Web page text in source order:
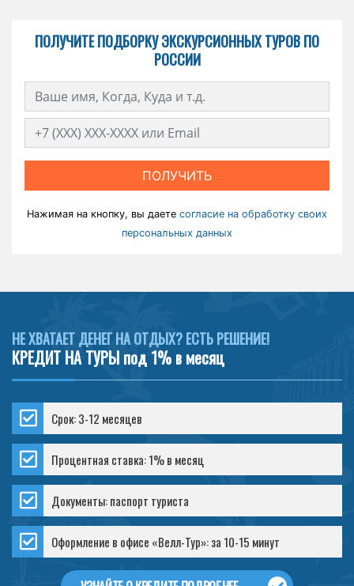
ПОЛУЧИТЕ ПОДБОРКУ ЭКСКУРСИОННЫХ ТУРОВ ПО
РОССИИ
ПОЛУЧИТЬ
Нажимая на кнопку, вы даете согласие на обработку своих
персональных данных
НЕ ХВАТАЕТ ДЕНЕГ НА ОТДЫХ? ЕСТЬ РЕШЕНИЕ!
КРЕДИТ НА ТУРЫ под 1% в месяц
Срок: 3-12 месяцев
Процентная ставка: 1% в месяц
Документы: паспорт туриста
Оформление в офисе «Велл-Тур»: за 10-15 минут